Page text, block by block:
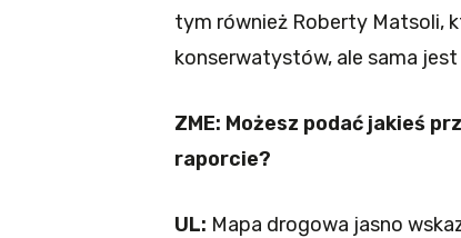
tym również Roberty Matsoli,
konserwatystów, ale sama
ZME: Możesz podać jakieś
raporcie?
UL: Mapa drogowa jasno